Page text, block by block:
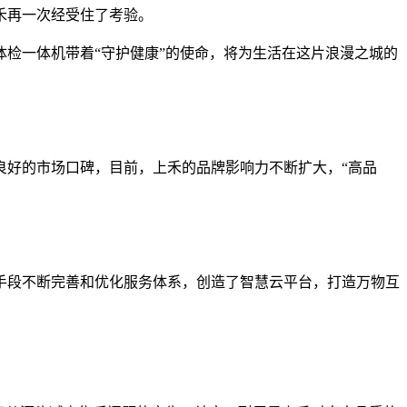
一次经受住了考验。
一体机带着“守护健康”的使命，将为生活在这片浪漫之城的
的市场口碑，目前，上禾的品牌影响力不断扩大，“高品
不断完善和优化服务体系，创造了智慧云平台，打造万物互